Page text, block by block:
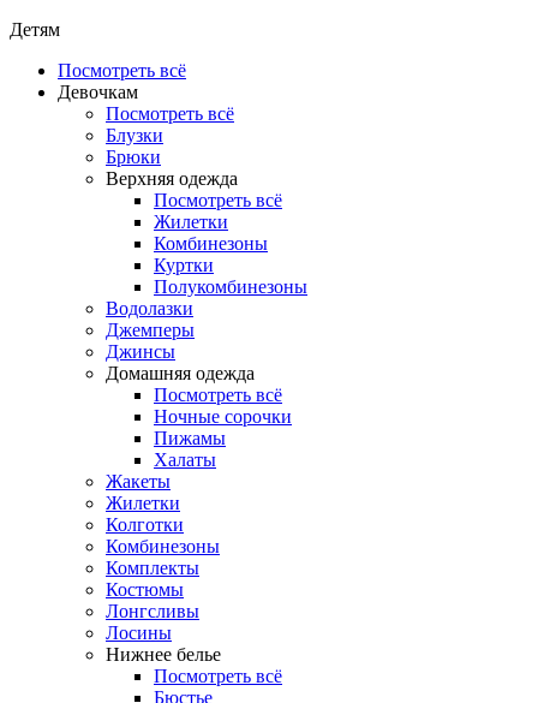
Детям
Посмотреть всё
Девочкам
Посмотреть всё
Блузки
Брюки
Верхняя одежда
Посмотреть всё
Жилетки
Комбинезоны
Куртки
Полукомбинезоны
Водолазки
Джемперы
Джинсы
Домашняя одежда
Посмотреть всё
Ночные сорочки
Пижамы
Халаты
Жакеты
Жилетки
Колготки
Комбинезоны
Комплекты
Костюмы
Лонгсливы
Лосины
Нижнее белье
Посмотреть всё
Бюстье